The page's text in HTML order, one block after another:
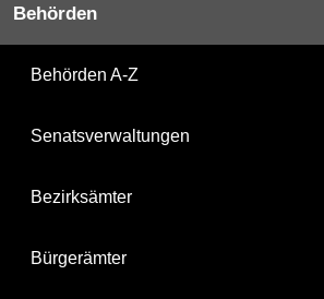
Behörden
Behörden A-Z
Senatsverwaltungen
Bezirksämter
Bürgerämter